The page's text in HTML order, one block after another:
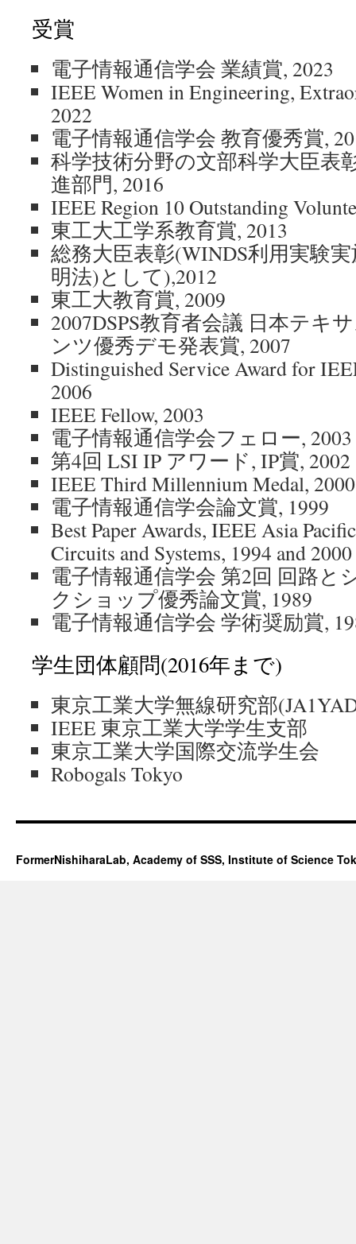
受賞
電子情報通信学会 業績賞, 2023
IEEE Women in Engineering,
2022
電子情報通信学会 教育優秀賞,
科学技術分野の文部科学大臣表
進部門, 2016
IEEE Region 10 Outstanding
東工大工学系教育賞, 2013
総務大臣表彰(WINDS利用実験
明法)として),2012
東工大教育賞, 2009
2007DSPS教育者会議 日本テキ
ンツ優秀デモ発表賞, 2007
Distinguished Service Award for
2006
IEEE Fellow, 2003
電子情報通信学会フェロー, 2003
第4回 LSI IP アワード, IP賞, 2002
IEEE Third Millennium Medal, 2000
電子情報通信学会論文賞, 1999
Best Paper Awards, IEEE Asia
Circuits and Systems, 1994 and 2000
電子情報通信学会 第2回 回路と
クショップ優秀論文賞, 1989
電子情報通信学会 学術奨励賞,
学生団体顧問(2016年まで)
東京工業大学無線研究部
IEEE 東京工業大学学生支部
東京工業大学国際交流学生会
Robogals Tokyo
FormerNishiharaLab, Academy of SSS, Institute of Science